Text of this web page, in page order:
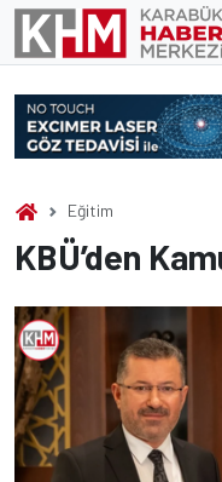
Skip
content
Eğitim
KBÜ’den